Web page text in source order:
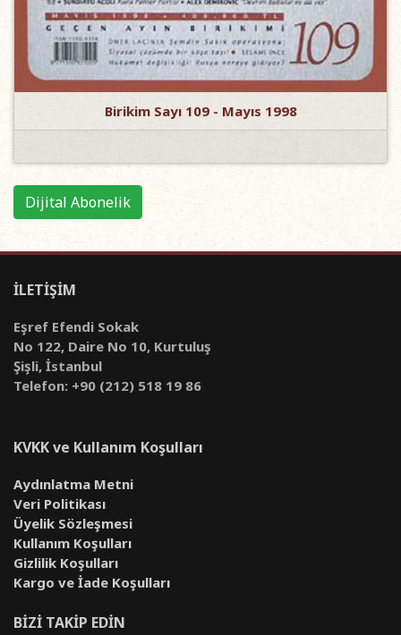
Birikim Sayı 109 - Mayıs 1998
Dijital Abonelik
İLETİŞİM
Eşref Efendi Sokak
No 122, Daire No 10, Kurtuluş
Şişli, İstanbul
Telefon: +90 (212) 518 19 86
KVKK ve Kullanım Koşulları
Aydınlatma Metni
Veri Politikası
Üyelik Sözleşmesi
Kullanım Koşulları
Gizlilik Koşulları
Kargo ve İade Koşulları
BİZİ TAKİP EDİN